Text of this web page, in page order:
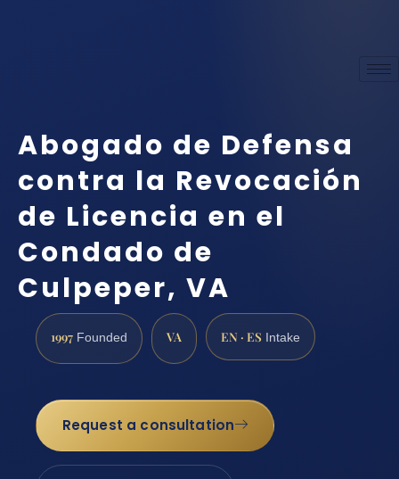
Abogado de Defensa
contra la Revocación
de Licencia en el
Condado de
Culpeper, VA
1997 Founded VA EN · ES Intake
Request a consultation